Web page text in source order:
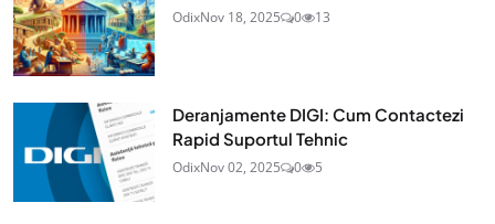
OdixNov 18, 2025 0 13
Deranjamente DIGI: Cum Contactezi
Rapid Suportul Tehnic
OdixNov 02, 2025 0 5